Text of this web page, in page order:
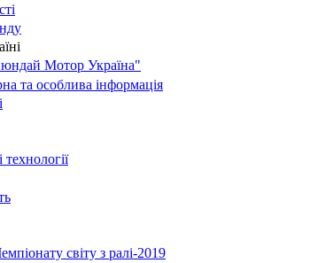
Мотор Україна"
та особлива інформація
технології
світу з ралі-2019